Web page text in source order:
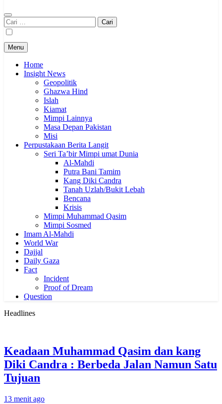
Cari
untuk:
Menu
Home
Insight News
Geopolitik
Ghazwa Hind
Islah
Kiamat
Mimpi Lainnya
Masa Depan Pakistan
Misi
Perpustakaan Berita Langit
Seri Ta’bir Mimpi umat Dunia
Al-Mahdi
Putra Bani Tamim
Kang Diki Candra
Tanah Uzlah/Bukit Lebah
Bencana
Krisis
Mimpi Muhammad Qasim
Mimpi Sosmed
Imam Al-Mahdi
World War
Dajjal
Daily Gaza
Fact
Incident
Proof of Dream
Question
Headlines
Keadaan Muhammad Qasim dan kang
Diki Candra : Berbeda Jalan Namun Satu
Tujuan
13 menit ago